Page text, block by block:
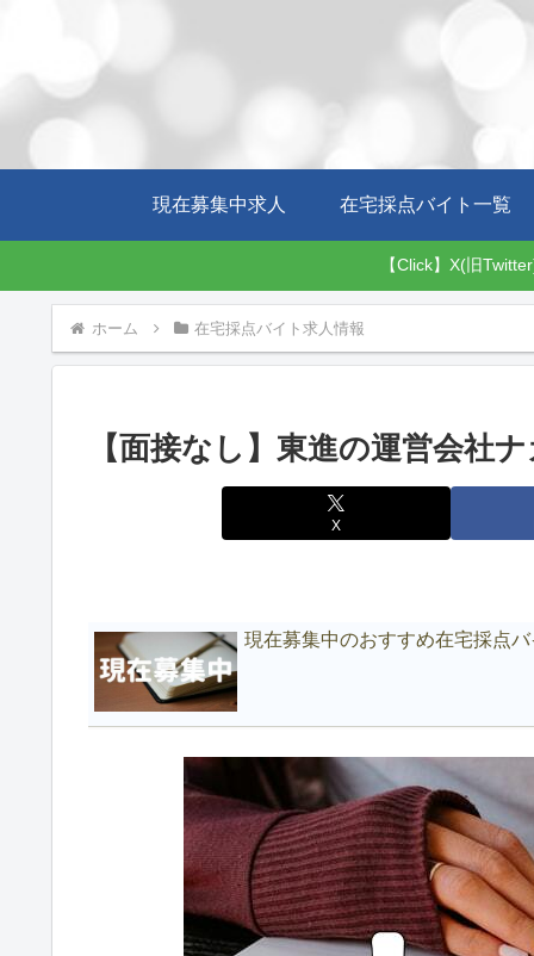
現在募集中求人 在宅採点バイト一覧
【Click】X(旧
ホーム 在宅採点バイト求人情報
【面接なし】東進の運営会社
X
現在募集中のおすすめ在宅採点